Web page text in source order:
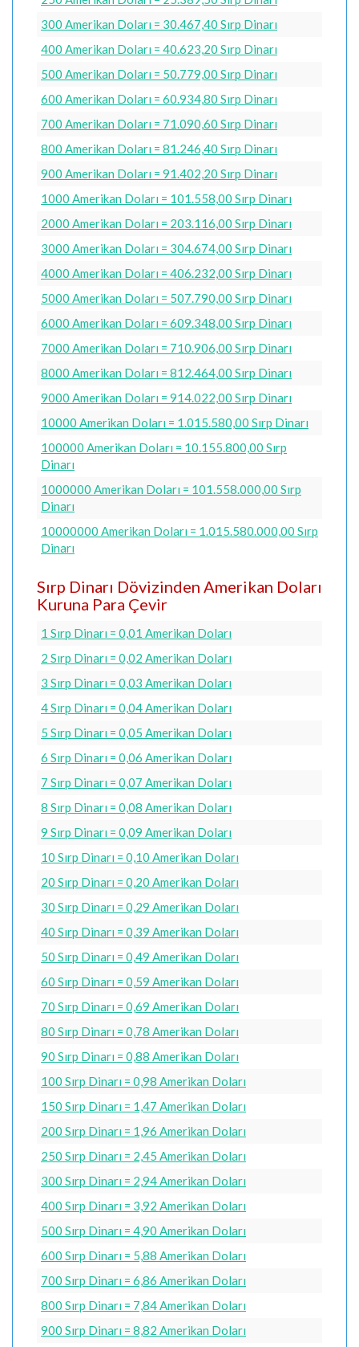
300 Amerikan Doları = 30.467,40 Sırp Dinarı
400 Amerikan Doları = 40.623,20 Sırp Dinarı
500 Amerikan Doları = 50.779,00 Sırp Dinarı
600 Amerikan Doları = 60.934,80 Sırp Dinarı
700 Amerikan Doları = 71.090,60 Sırp Dinarı
800 Amerikan Doları = 81.246,40 Sırp Dinarı
900 Amerikan Doları = 91.402,20 Sırp Dinarı
1000 Amerikan Doları = 101.558,00 Sırp Dinarı
2000 Amerikan Doları = 203.116,00 Sırp Dinarı
3000 Amerikan Doları = 304.674,00 Sırp Dinarı
4000 Amerikan Doları = 406.232,00 Sırp Dinarı
5000 Amerikan Doları = 507.790,00 Sırp Dinarı
6000 Amerikan Doları = 609.348,00 Sırp Dinarı
7000 Amerikan Doları = 710.906,00 Sırp Dinarı
8000 Amerikan Doları = 812.464,00 Sırp Dinarı
9000 Amerikan Doları = 914.022,00 Sırp Dinarı
10000 Amerikan Doları = 1.015.580,00 Sırp Dinarı
100000 Amerikan Doları = 10.155.800,00 Sırp
Dinarı
1000000 Amerikan Doları = 101.558.000,00 Sırp
Dinarı
10000000 Amerikan Doları = 1.015.580.000,00 Sırp
Dinarı
Sırp Dinarı Dövizinden Amerikan Doları
Kuruna Para Çevir
1 Sırp Dinarı = 0,01 Amerikan Doları
2 Sırp Dinarı = 0,02 Amerikan Doları
3 Sırp Dinarı = 0,03 Amerikan Doları
4 Sırp Dinarı = 0,04 Amerikan Doları
5 Sırp Dinarı = 0,05 Amerikan Doları
6 Sırp Dinarı = 0,06 Amerikan Doları
7 Sırp Dinarı = 0,07 Amerikan Doları
8 Sırp Dinarı = 0,08 Amerikan Doları
9 Sırp Dinarı = 0,09 Amerikan Doları
10 Sırp Dinarı = 0,10 Amerikan Doları
20 Sırp Dinarı = 0,20 Amerikan Doları
30 Sırp Dinarı = 0,29 Amerikan Doları
40 Sırp Dinarı = 0,39 Amerikan Doları
50 Sırp Dinarı = 0,49 Amerikan Doları
60 Sırp Dinarı = 0,59 Amerikan Doları
70 Sırp Dinarı = 0,69 Amerikan Doları
80 Sırp Dinarı = 0,78 Amerikan Doları
90 Sırp Dinarı = 0,88 Amerikan Doları
100 Sırp Dinarı = 0,98 Amerikan Doları
150 Sırp Dinarı = 1,47 Amerikan Doları
200 Sırp Dinarı = 1,96 Amerikan Doları
250 Sırp Dinarı = 2,45 Amerikan Doları
300 Sırp Dinarı = 2,94 Amerikan Doları
400 Sırp Dinarı = 3,92 Amerikan Doları
500 Sırp Dinarı = 4,90 Amerikan Doları
600 Sırp Dinarı = 5,88 Amerikan Doları
700 Sırp Dinarı = 6,86 Amerikan Doları
800 Sırp Dinarı = 7,84 Amerikan Doları
900 Sırp Dinarı = 8,82 Amerikan Doları